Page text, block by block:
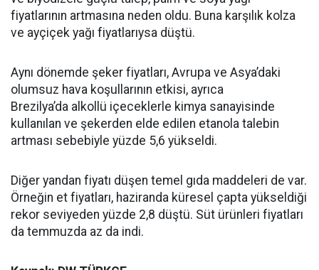
fiyatlarının artmasına neden oldu. Buna karşılık kolza
ve ayçiçek yağı fiyatlarıysa düştü.
Aynı dönemde şeker fiyatları, Avrupa ve Asya’daki
olumsuz hava koşullarının etkisi, ayrıca
Brezilya’da alkollü içeceklerle kimya sanayisinde
kullanılan ve şekerden elde edilen etanola talebin
artması sebebiyle yüzde 5,6 yükseldi.
Diğer yandan fiyatı düşen temel gıda maddeleri de var.
Örneğin et fiyatları, haziranda küresel çapta yükseldiği
rekor seviyeden yüzde 2,8 düştü. Süt ürünleri fiyatları
da temmuzda az da indi.